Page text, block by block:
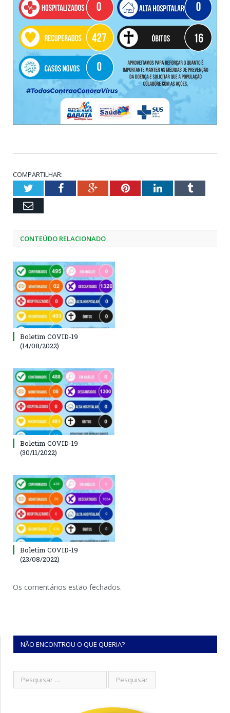
COMPARTILHAR:
TwitterFacebookGoogle+PinterestLinkedInTumblr
Email
CONTEÚDO RELACIONADO
Boletim COVID-19
(14/08/2022)
Boletim COVID-19
(30/11/2022)
Boletim COVID-19
(23/08/2022)
Os comentários estão fechados.
NÃO ENCONTROU O QUE QUERIA?